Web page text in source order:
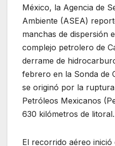
México, la Agencia de
Ambiente (ASEA)
manchas de dispersión
complejo petrolero de
derrame de
febrero en la Sonda de
se originó por la
Petróleos Mexicanos
630 kilómetros de litoral.
El recorrido aéreo